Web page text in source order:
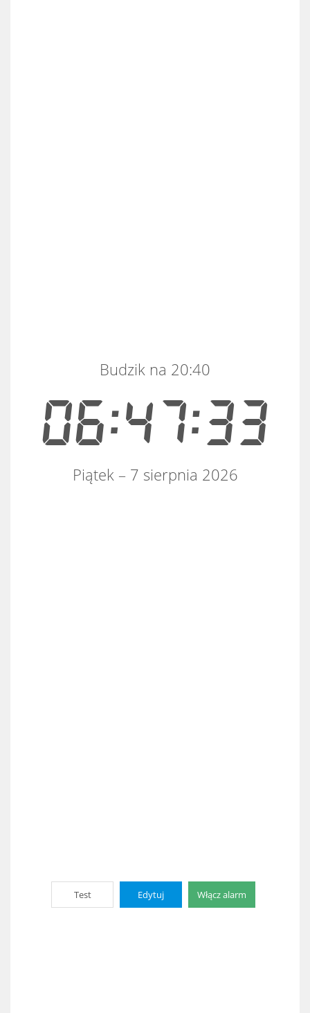
06:47:33
Budzik na 20:40
Piątek – 7 sierpnia 2026
Test Edytuj Włącz alarm